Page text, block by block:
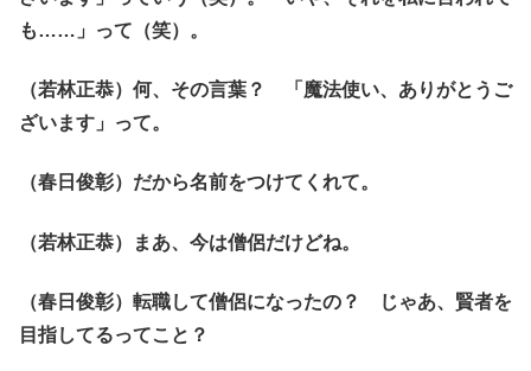
も……」って（笑）。
（若林正恭）何、その言葉？ 「魔法使い、ありがとうご
ざいます」って。
（春日俊彰）だから名前をつけてくれて。
（若林正恭）まあ、今は僧侶だけどね。
（春日俊彰）転職して僧侶になったの？ じゃあ、賢者を
目指してるってこと？